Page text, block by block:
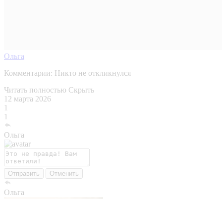
Ольга
Комментарии: Никто не откликнулся
Читать полностью Скрыть
12 марта 2026
1
1
Ольга
Отправить Отменить
Ольга